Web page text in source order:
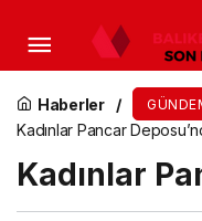
Haberler
Kadınlar Pancar
Kadınlar
Selçuklu’da Cuma